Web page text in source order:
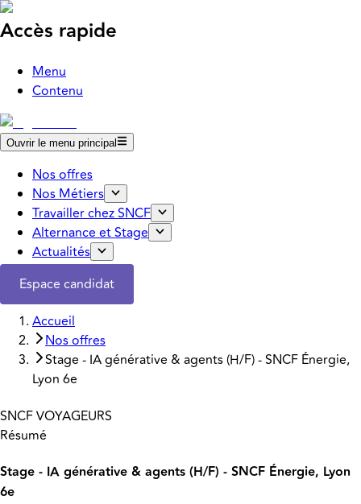
Accès rapide
Menu
Contenu
Ouvrir le menu principal
Nos offres
Nos Métiers
Travailler chez SNCF
Alternance et Stage
Actualités
Espace candidat
Accueil
Nos offres
Stage - IA générative & agents (H/F) - SNCF Énergie,
Lyon 6e
SNCF VOYAGEURS
Résumé
Stage - IA générative & agents (H/F) - SNCF Énergie, Lyon
6e